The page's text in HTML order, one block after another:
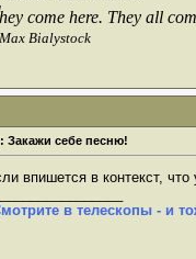
hey come here. They all
Max Bialystock
Закажи себе песню!
впишется в контекст,
в телескопы - и